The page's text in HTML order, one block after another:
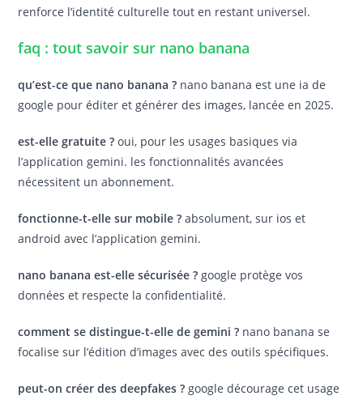
renforce l’identité culturelle tout en restant universel.
faq : tout savoir sur nano banana
qu’est-ce que nano banana ? nano banana est une ia de
google pour éditer et générer des images, lancée en 2025.
est-elle gratuite ? oui, pour les usages basiques via
l’application gemini. les fonctionnalités avancées
nécessitent un abonnement.
fonctionne-t-elle sur mobile ? absolument, sur ios et
android avec l’application gemini.
nano banana est-elle sécurisée ? google protège vos
données et respecte la confidentialité.
comment se distingue-t-elle de gemini ? nano banana se
focalise sur l’édition d’images avec des outils spécifiques.
peut-on créer des deepfakes ? google décourage cet usage